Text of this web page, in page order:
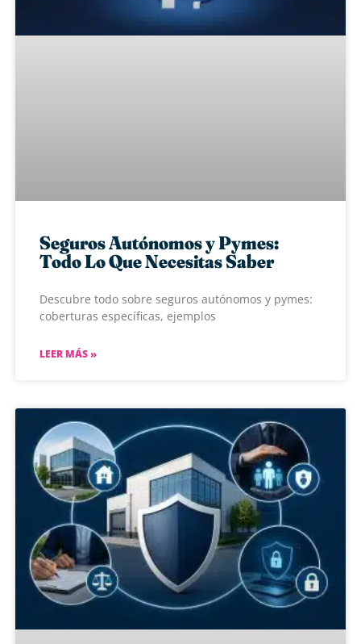
Seguros Autónomos y Pymes:
Todo Lo Que Necesitas Saber
Descubre todo sobre seguros autónomos y pymes:
coberturas específicas, ejemplos
LEER MÁS »